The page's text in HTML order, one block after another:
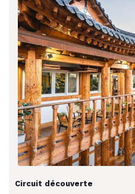
Circuit découverte